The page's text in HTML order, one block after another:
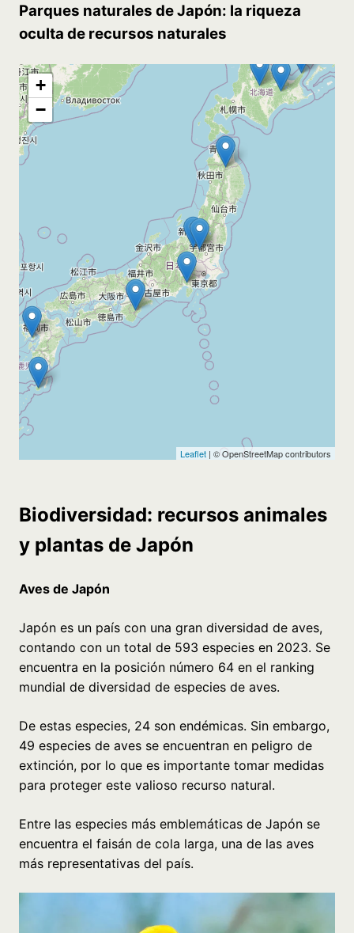
Parques naturales de Japón: la riqueza
oculta de recursos naturales
Biodiversidad: recursos animales
y plantas de Japón
Aves de Japón
Japón es un país con una gran diversidad de aves,
contando con un total de 593 especies en 2023. Se
encuentra en la posición número 64 en el ranking
mundial de diversidad de especies de aves.
De estas especies, 24 son endémicas. Sin embargo,
49 especies de aves se encuentran en peligro de
extinción, por lo que es importante tomar medidas
para proteger este valioso recurso natural.
Entre las especies más emblemáticas de Japón se
encuentra el faisán de cola larga, una de las aves
más representativas del país.